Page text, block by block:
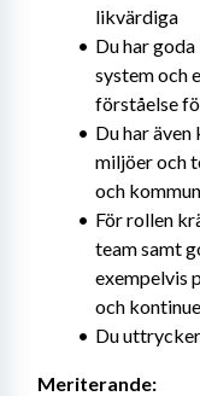
likvärdiga
Du har
system och
förståelse
Du har
miljöer och
och
För rollen
team samt
exempelvis
och
Du
Meriterande: